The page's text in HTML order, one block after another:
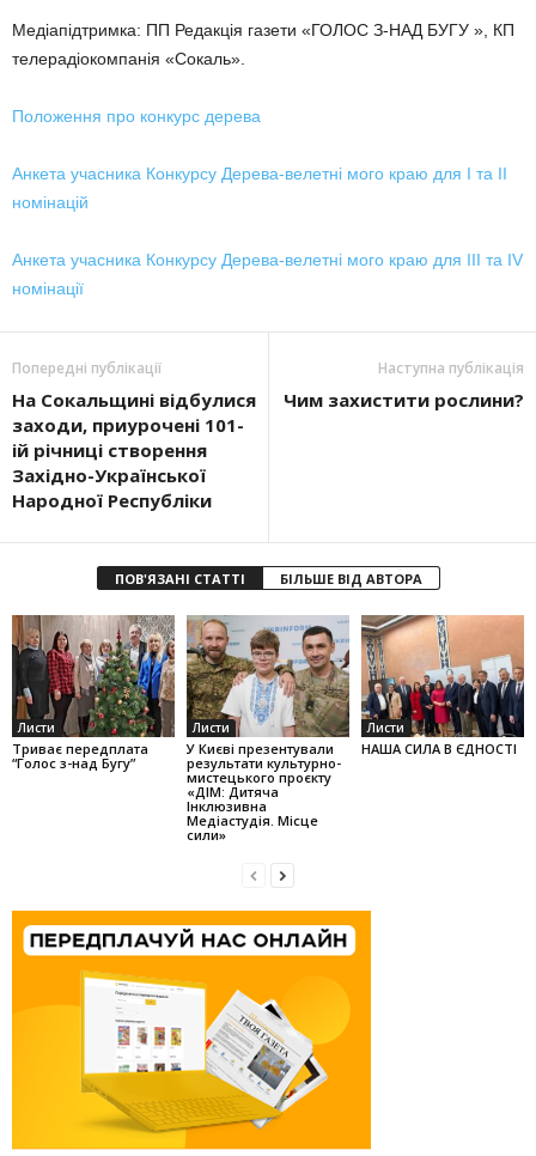
Медіапідтримка: ПП Редакція газети «ГОЛОС З-НАД БУГУ », КП
телерадіокомпанія «Сокаль».
Положення про конкурс дерева
Анкета учасника Конкурсу Дерева-велетні мого краю для І та ІІ
номінацій
Анкета учасника Конкурсу Дерева-велетні мого краю для ІІІ та ІV
номінації
Попередні публікації
На Сокальщині відбулися
заходи, приурочені 101-
ій річниці створення
Західно-Української
Народної Республіки
Наступна публікація
Чим захистити рослини?
ПОВ'ЯЗАНІ СТАТТІ БІЛЬШЕ ВІД АВТОРА
Листи
Триває передплата
“Голос з-над Бугу”
Листи
У Києві презентували
результати культурно-
мистецького проєкту
«ДІМ: Дитяча
Інклюзивна
Медіастудія. Місце
сили»
Листи
НАША СИЛА В ЄДНОСТІ